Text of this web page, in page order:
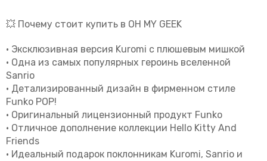
💥 Почему стоит купить в OH MY GEEK
• Эксклюзивная версия Kuromi с плюшевым мишкой
• Одна из самых популярных героинь вселенной
Sanrio
• Детализированный дизайн в фирменном стиле
Funko POP!
• Оригинальный лицензионный продукт Funko
• Отличное дополнение коллекции Hello Kitty And
Friends
• Идеальный подарок поклонникам Kuromi, Sanrio и